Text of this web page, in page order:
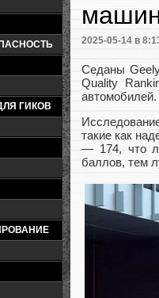
ГИКОВ
2025-05-14 в
Седаны
Quality
автомобилей.
такие как
— 174, что
баллов, тем